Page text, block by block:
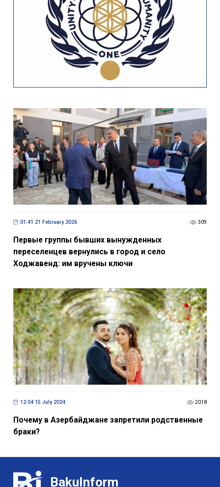
01:41 21 February 2026 309
Первые группы бывших вынужденных
переселенцев вернулись в город и село
Ходжавенд: им вручены ключи
12:04 15 July 2024 2018
Почему в Азербайджане запретили родственные
браки?
BakuInform